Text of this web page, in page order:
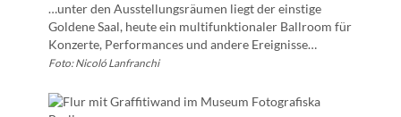
…unter den Ausstellungsräumen liegt der einstige
Goldene Saal, heute ein multifunktionaler Ballroom für
Konzerte, Performances und andere Ereignisse…
Foto: Nicoló Lanfranchi